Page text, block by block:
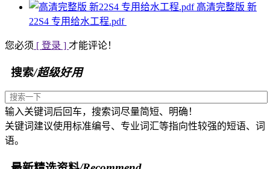
高清完整版 新
22S4 专用给水工程.pdf
您必须 [ 登录 ] 才能评论！
搜索/超级好用
输入关键词后回车，搜索词尽量简短、明确！
关键词建议使用标准编号、专业词汇等指向性较强的短语、词
语。